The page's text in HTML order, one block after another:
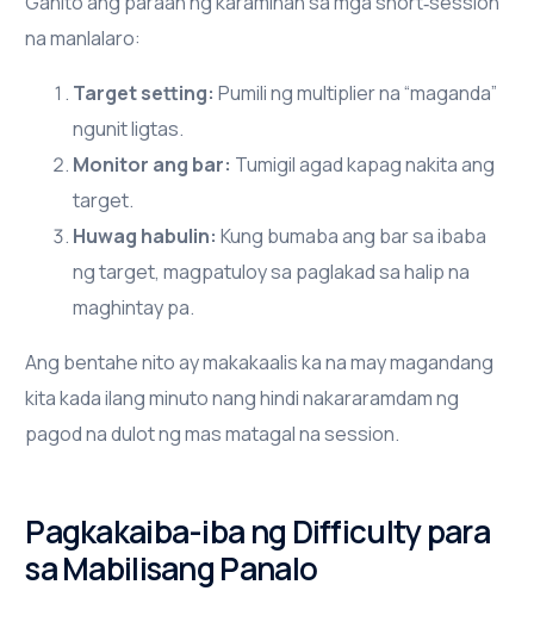
na manlalaro:
Target setting: Pumili ng multiplier na “maganda”
ngunit ligtas.
Monitor ang bar: Tumigil agad kapag nakita ang
target.
Huwag habulin: Kung bumaba ang bar sa ibaba
ng target, magpatuloy sa paglakad sa halip na
maghintay pa.
Ang bentahe nito ay makakaalis ka na may magandang
kita kada ilang minuto nang hindi nakararamdam ng
pagod na dulot ng mas matagal na session.
Pagkakaiba-iba ng Difficulty para
sa Mabilisang Panalo